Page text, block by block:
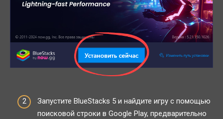
Запустите BlueStacks 5 и найдите игру с помощью
поисковой строки в Google Play, предварительно